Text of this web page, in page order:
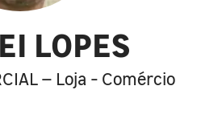
LOPES
– Loja - Comércio